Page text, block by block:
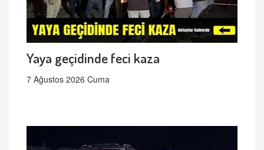
Yaya geçidinde feci kaza
7 Ağustos 2026 Cuma